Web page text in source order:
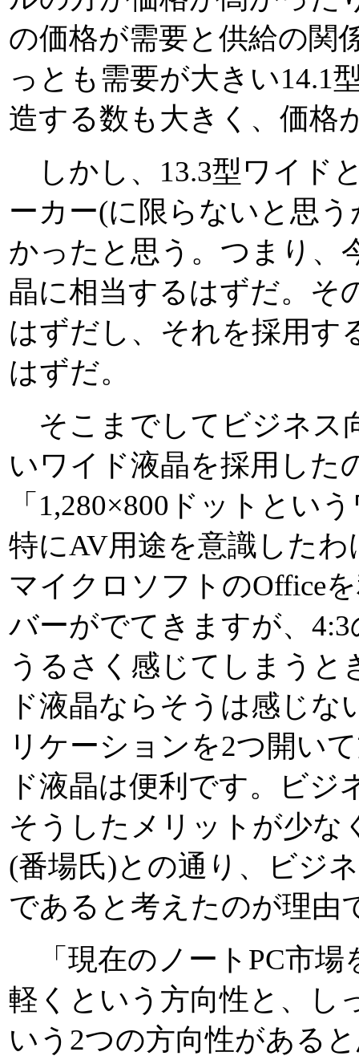
の価格が需要と供給の関
っとも需要が大きい14.1
造する数も大きく、価格
しかし、13.3型ワイド
ーカー(に限らないと思
かったと思う。つまり、
晶に相当するはずだ。そ
はずだし、それを採用す
はずだ。
そこまでしてビジネス
いワイド液晶を採用した
「1,280×800ドットとい
特にAV用途を意識した
マイクロソフトのOffice
バーがでてきますが、
うるさく感じてしまう
ド液晶ならそうは感じ
リケーションを2つ開い
ド液晶は便利です。ビジ
そうしたメリットが少な
(番場氏)との通り、ビジ
であると考えたのが理由
「現在のノートPC市場
軽くという方向性と、し
いう2つの方向性がある